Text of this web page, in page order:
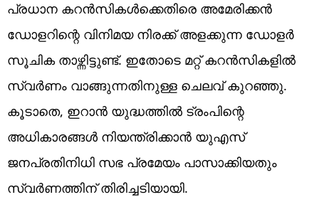
പ്രധാന കറൻസികൾക്കെതിരെ അമേരിക്കൻ
ഡോളറിന്റെ വിനിമയ നിരക്ക് അളക്കുന്ന ഡോളർ
സൂചിക താഴ്ന്നിട്ടുണ്ട്. ഇതോടെ മറ്റ് കറൻസികളിൽ
സ്വർണം വാങ്ങുന്നതിനുള്ള ചെലവ് കുറഞ്ഞു.
കൂടാതെ, ഇറാൻ യുദ്ധത്തിൽ ട്രംപിന്റെ
അധികാരങ്ങൾ നിയന്ത്രിക്കാൻ യുഎസ്
ജനപ്രതിനിധി സഭ പ്രമേയം പാസാക്കിയതും
സ്വർണത്തിന് തിരിച്ചടിയായി.